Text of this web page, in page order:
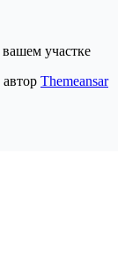
участке
Themeansar